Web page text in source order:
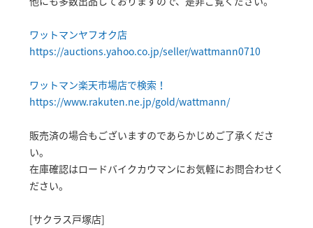
ワットマンヤフオク店
https://auctions.yahoo.co.jp/seller/wattmann0710
ワットマン楽天市場店で検索！
https://www.rakuten.ne.jp/gold/wattmann/
販売済の場合もございますのであらかじめご了承くださ
い。
在庫確認はロードバイクカウマンにお気軽にお問合わせく
ださい。
[サクラス戸塚店]